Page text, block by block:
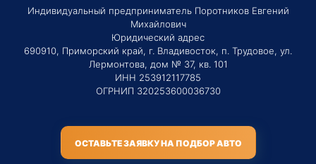
Индивидуальный предприниматель Поротников Евгений
Михайлович
Юридический адрес
690910, Приморский край, г. Владивосток, п. Трудовое, ул.
Лермонтова, дом № 37, кв. 101
ИНН 253912117785
ОГРНИП 320253600036730
ОСТАВЬТЕ ЗАЯВКУ НА ПОДБОР АВТО